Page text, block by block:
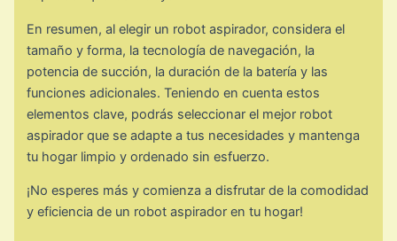
En resumen, al elegir un robot aspirador, considera el
tamaño y forma, la tecnología de navegación, la
potencia de succión, la duración de la batería y las
funciones adicionales. Teniendo en cuenta estos
elementos clave, podrás seleccionar el mejor robot
aspirador que se adapte a tus necesidades y mantenga
tu hogar limpio y ordenado sin esfuerzo.
¡No esperes más y comienza a disfrutar de la comodidad
y eficiencia de un robot aspirador en tu hogar!